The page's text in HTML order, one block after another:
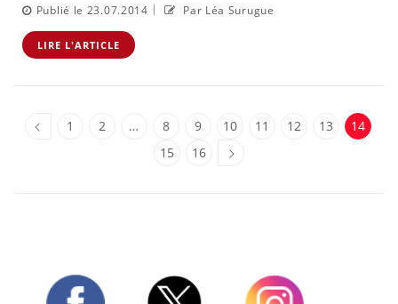
Publié le 23.07.2014 | Par Léa Surugue
LIRE L'ARTICLE
1 2 … 8 9 10 11 12 13
14
15
16